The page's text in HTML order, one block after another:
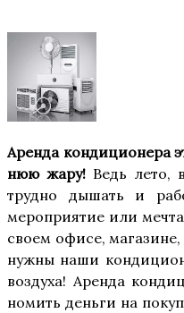
Арен­да кон­ди­ци­о­не­ра
нюю жару!Ведь лето,
труд­но дышать и
меро­при­я­тие или
сво­ем офи­се,
нуж­ны наши
воз­ду­ха! Арен­да
но­мить день­ги на